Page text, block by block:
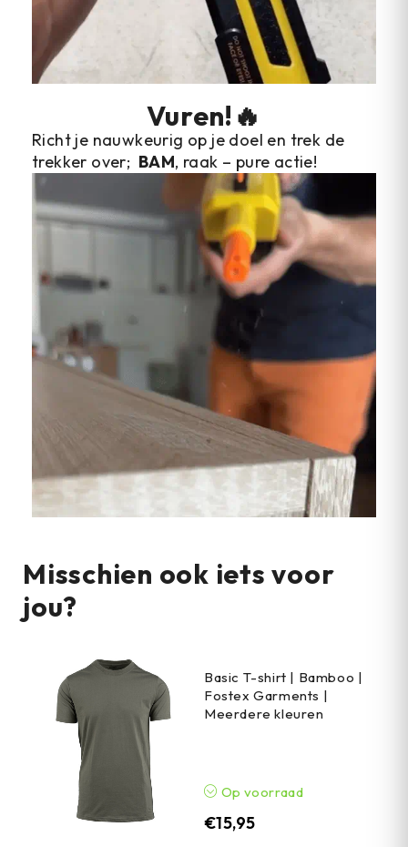
Vuren!🔥
Richt je nauwkeurig op je doel en trek de
trekker over; BAM, raak – pure actie!
Misschien ook iets voor
jou?
Basic T-shirt | Bamboo |
Fostex Garments |
Meerdere kleuren
Op voorraad
€15,95